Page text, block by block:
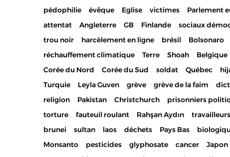
pédophilie
évêque Eglise victimes Parlement
attentat
Angleterre GB Finlande sociaux
trou noir
harcèlement en ligne brésil Bolsonaro
réchauffement climatique
Terre Shoah Belgique
Corée du Nord
Corée du Sud soldat Québec
Turquie
Leyla Guven grève grève de la faim
religion
Pakistan Christchurch prisonniers
torture
fauteuil roulant Rahşan Aydın travailleurs
brunei
sultan laos déchets Pays Bas
Monsanto
pesticides glyphosate cancer Japon